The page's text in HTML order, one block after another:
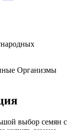
Организмы
выбор семян с